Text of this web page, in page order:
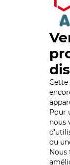
Cette
Pour
nous
ou
Nous